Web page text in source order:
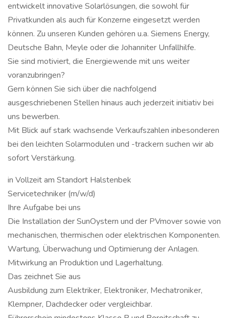
entwickelt innovative Solarlösungen, die sowohl für
Privatkunden als auch für Konzerne eingesetzt werden
können. Zu unseren Kunden gehören u.a. Siemens Energy,
Deutsche Bahn, Meyle oder die Johanniter Unfallhilfe.
Sie sind motiviert, die Energiewende mit uns weiter
voranzubringen?
Gern können Sie sich über die nachfolgend
ausgeschriebenen Stellen hinaus auch jederzeit initiativ bei
uns bewerben.
Mit Blick auf stark wachsende Verkaufszahlen inbesonderen
bei den leichten Solarmodulen und -trackern suchen wir ab
sofort Verstärkung.
in Vollzeit am Standort Halstenbek
Servicetechniker (m/w/d)
Ihre Aufgabe bei uns
Die Installation der SunOystern und der PVmover sowie von
mechanischen, thermischen oder elektrischen Komponenten.
Wartung, Überwachung und Optimierung der Anlagen.
Mitwirkung an Produktion und Lagerhaltung.
Das zeichnet Sie aus
Ausbildung zum Elektriker, Elektroniker, Mechatroniker,
Klempner, Dachdecker oder vergleichbar.